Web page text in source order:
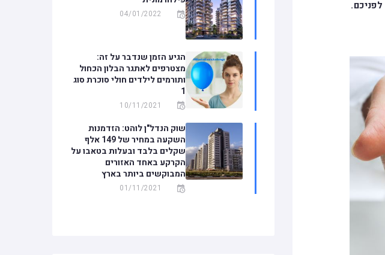
04/01/2022
הגיע הזמן שנדבר על זה:
מצטרפים לאתגר הבלון הכחול
ותורמים לילדים חולי סוכרת סוג
1
10/11/2021
שוק הנדל"ן לוהט: הזדמנות
השקעה במחיר של 149 אלף
שקלים בלבד ובעלות בטאבו על
הקרקע באחד האזורים
המבוקשים ביותר בארץ
01/11/2021